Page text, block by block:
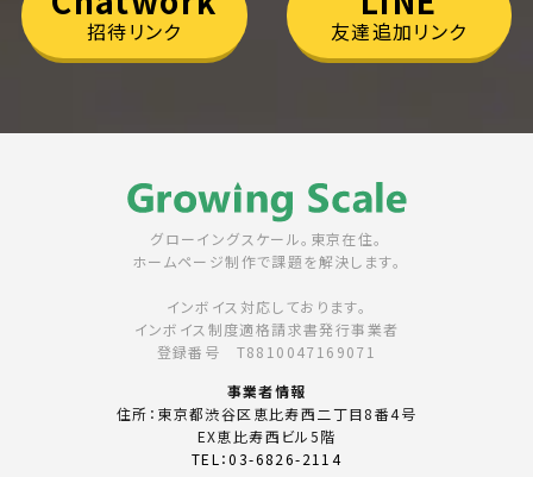
招待リンク 友達追加リンク
グローイングスケール。東京在住。
ホームページ制作で課題を解決します。
インボイス対応しております。
インボイス制度適格請求書発行事業者
登録番号 T8810047169071
事業者情報
住所：東京都渋谷区恵比寿西二丁目8番4号
EX恵比寿西ビル5階
TEL：03-6826-2114